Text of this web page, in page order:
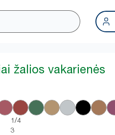
žalios vakarienės
1/4
3